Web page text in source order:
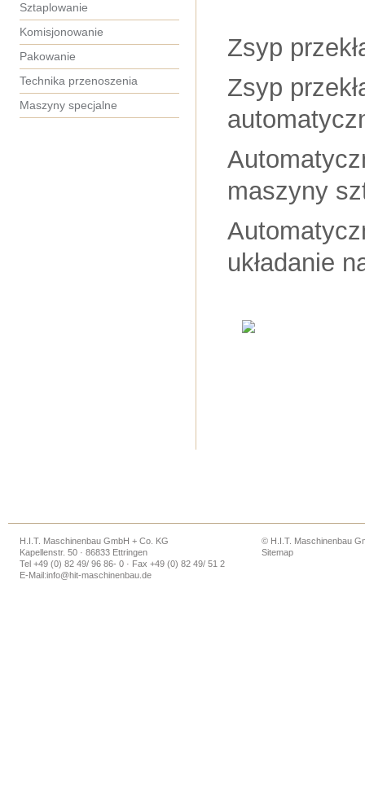
Sztaplowanie
Komisjonowanie
Pakowanie
Technika przenoszenia
Maszyny specjalne
Zsyp
Zsyp
maszyny
układanie
H.I.T. Maschinenbau GmbH + Co. KG
Kapellenstr. 50 · 86833 Ettringen
Tel +49 (0) 82 49/ 96 86- 0 · Fax +49 (0) 82 49/ 51 2
E-Mail:info@hit-maschinenbau.de
© H.I.T. Maschinenbau
Sitemap